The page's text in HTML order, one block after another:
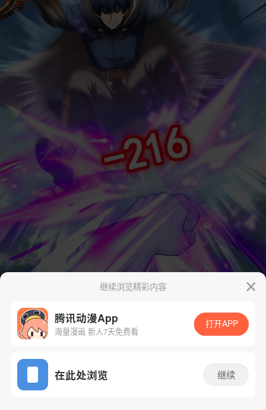
App免费看
继续浏览精彩内容
腾讯动漫App
海量漫画 新人7天免费看
打开APP
在此处浏览 继续